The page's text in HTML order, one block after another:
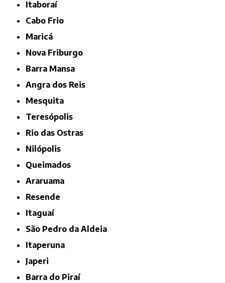
Itaboraí
Cabo Frio
Maricá
Nova Friburgo
Barra Mansa
Angra dos Reis
Mesquita
Teresópolis
Rio das Ostras
Nilópolis
Queimados
Araruama
Resende
Itaguaí
São Pedro da Aldeia
Itaperuna
Japeri
Barra do Piraí